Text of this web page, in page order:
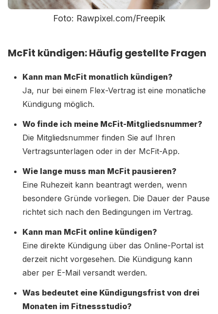
Foto: Rawpixel.com/Freepik
McFit kündigen: Häufig gestellte Fragen
Kann man McFit monatlich kündigen?
Ja, nur bei einem Flex-Vertrag ist eine monatliche
Kündigung möglich.
Wo finde ich meine McFit-Mitgliedsnummer?
Die Mitgliedsnummer finden Sie auf Ihren
Vertragsunterlagen oder in der McFit-App.
Wie lange muss man McFit pausieren?
Eine Ruhezeit kann beantragt werden, wenn
besondere Gründe vorliegen. Die Dauer der Pause
richtet sich nach den Bedingungen im Vertrag.
Kann man McFit online kündigen?
Eine direkte Kündigung über das Online-Portal ist
derzeit nicht vorgesehen. Die Kündigung kann
aber per E-Mail versandt werden.
Was bedeutet eine Kündigungsfrist von drei
Monaten im Fitnessstudio?